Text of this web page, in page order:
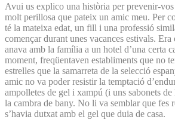
Avui us explico una història per prevenir-
molt perillosa que pateix un amic meu. Per
té la mateixa edat, un fill i una professió
començar durant unes vacances estivals.
anava amb la família a un hotel d’una certa
moment, freqüentaven establiments que no
estrelles que la samarreta de la selecció
amic no va poder resistir la temptació
ampolletes de gel i xampú (i uns sabonets
la cambra de bany. No li va semblar que fes
s’havia dutxat amb el gel que duia de casa.